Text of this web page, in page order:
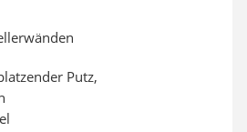
Putz,